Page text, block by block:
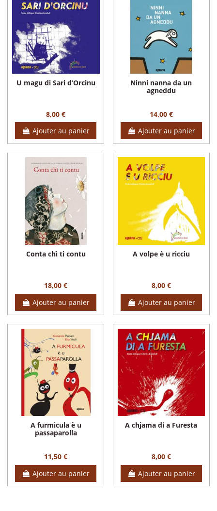
U magu di Sari d’Orcinu
8,00 €
Ajouter au panier
Ninni nanna da un
agneddu
14,00 €
Ajouter au panier
Conta chì ti contu
18,00 €
Ajouter au panier
A volpe è u ricciu
8,00 €
Ajouter au panier
A furmicula è u
passaparolla
11,50 €
Ajouter au panier
A chjama di a Furesta
8,00 €
Ajouter au panier